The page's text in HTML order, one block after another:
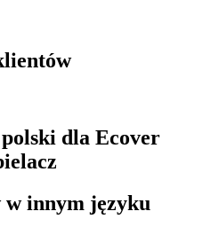
dla Ecover
innym języku